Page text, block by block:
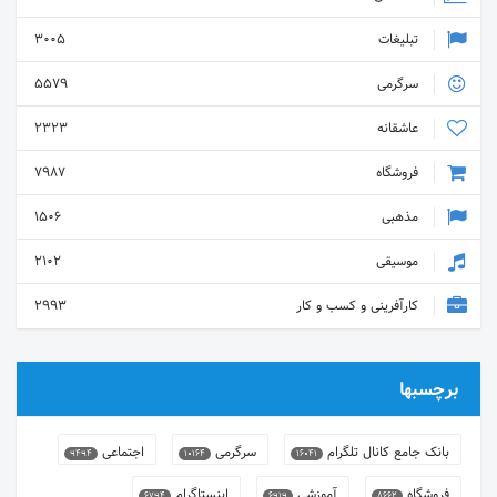
تبلیغات
3005
سرگرمی
5579
عاشقانه
2323
فروشگاه
7987
مذهبی
1506
موسیقی
2102
کارآفرینی و کسب و کار
2993
برچسبها
بانک جامع کانال تلگرام 16041 سرگرمی 10164 اجتماعی 9494